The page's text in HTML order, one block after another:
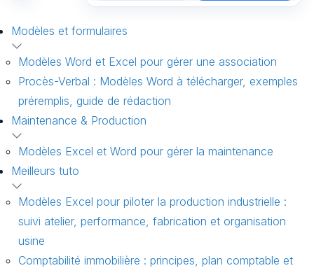
Modèles et formulaires
Modèles Word et Excel pour gérer une association
Procès-Verbal : Modèles Word à télécharger, exemples
préremplis, guide de rédaction
Maintenance & Production
Modèles Excel et Word pour gérer la maintenance
Meilleurs tuto
Modèles Excel pour piloter la production industrielle :
suivi atelier, performance, fabrication et organisation
usine
Comptabilité immobilière : principes, plan comptable et